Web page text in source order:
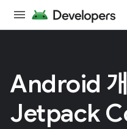
Android
Jetpack